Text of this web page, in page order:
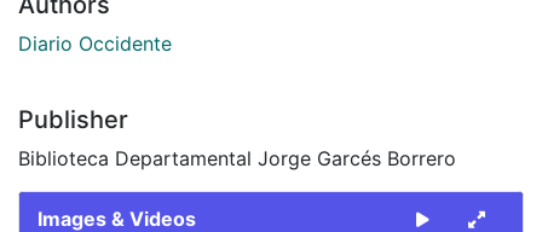
Diario Occidente
Publisher
Biblioteca Departamental Jorge Garcés Borrero
Images & Videos